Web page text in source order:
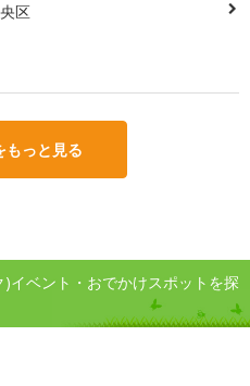
区
もっと見る
イベント・おでかけスポットを探